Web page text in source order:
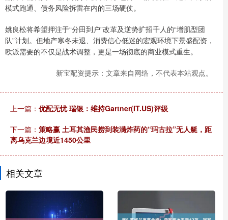
模式跑通、债务风险拆雷在内的三场硬仗。
姚良松将希望押注于“分田到户”改革及逆势扩招千人的“增肌型团
队”计划。但地产寒冬未退、消费信心低迷的宏观环境下景盛配资，
欧派需要的不仅是战术调整，更是一场彻底的商业模式重生。
新宝配资提示：文章来自网络，不代表本站观点。
上一篇： 优配无忧 瑞银：维持Gartner(IT.US)评级
下一篇： 策略赢 土耳其渔民捞到装满炸药的“玛古拉”无人艇，距
离乌克兰边境近1450公里
相关文章